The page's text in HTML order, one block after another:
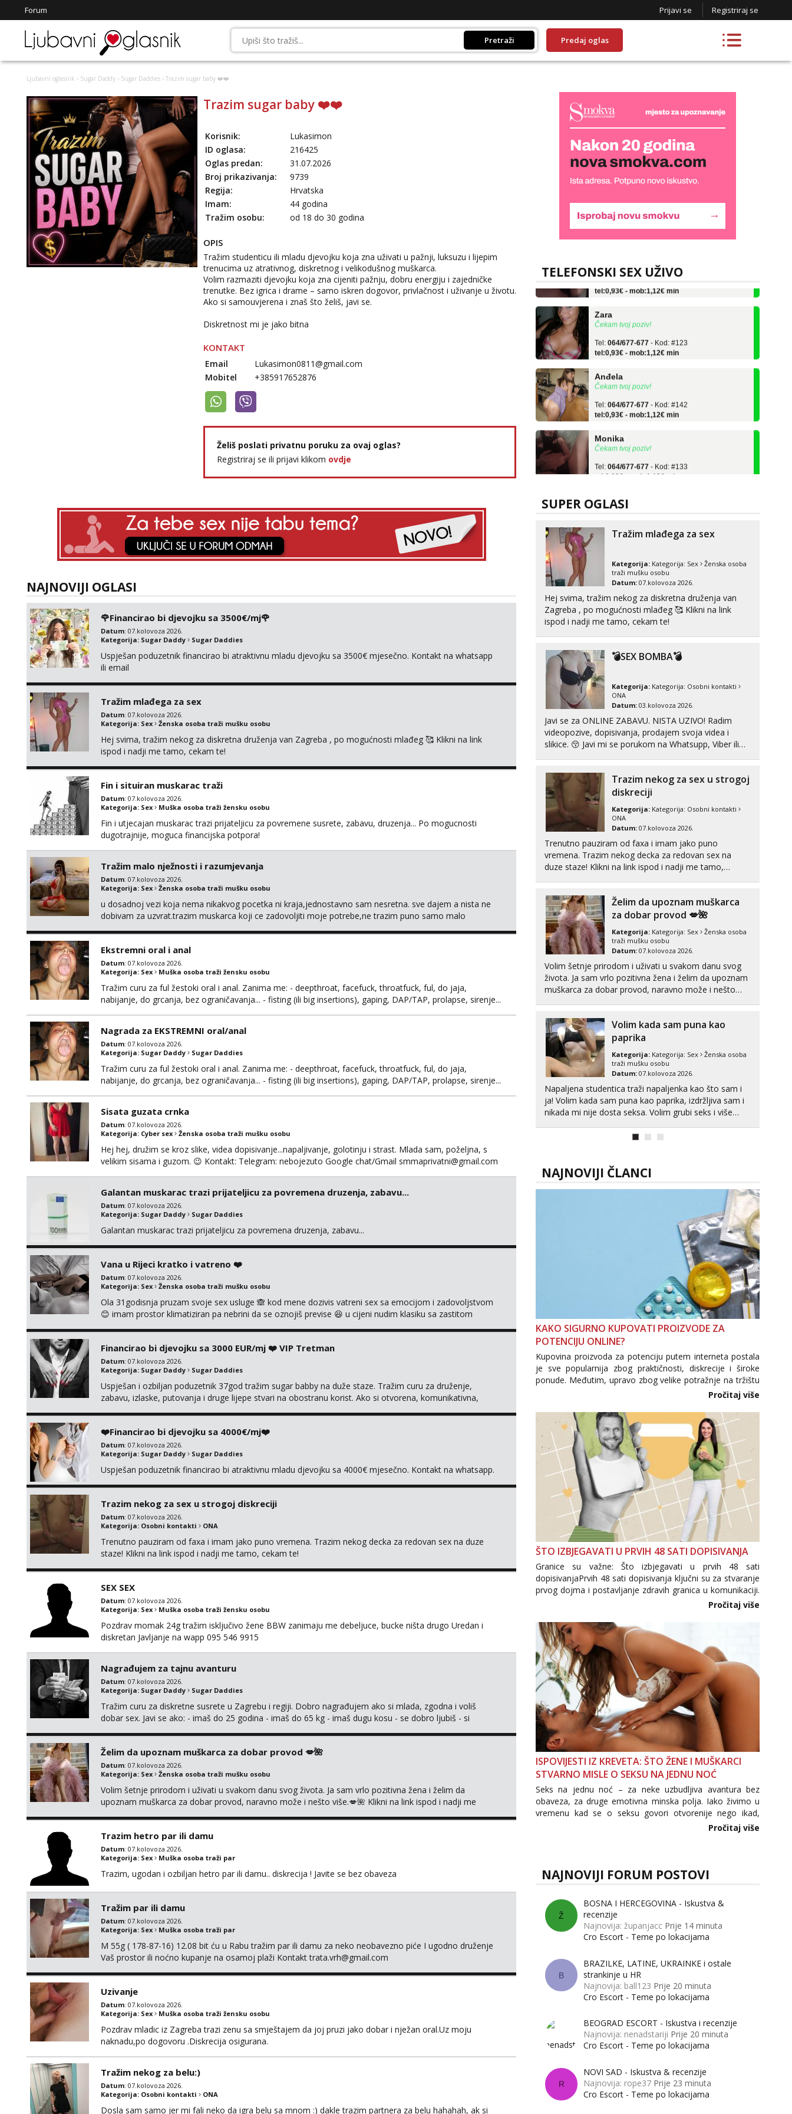
Forum Prijavi se Registriraj se
Pretraži Predaj oglas
Ljubavni oglasnik › Sugar Daddy › Sugar Daddies › Trazim sugar baby ❤️❤️
Trazim sugar baby ❤️❤️
Korisnik:
Lukasimon
ID oglasa:
216425
Oglas predan:
31.07.2026
Broj prikazivanja:
9739
Regija:
Hrvatska
Imam:
44 godina
Tražim osobu:
od 18 do 30 godina
OPIS
Tražim studenticu ili mladu djevojku koja zna uživati u pažnji, luksuzu i lijepim
trenucima uz atrativnog, diskretnog i velikodušnog muškarca.
Volim razmaziti djevojku koja zna cijeniti pažnju, dobru energiju i zajedničke
trenutke. Bez igrica i drame – samo iskren dogovor, privlačnost i uživanje u životu.
Ako si samouvjerena i znaš što želiš, javi se.
Diskretnost mi je jako bitna
KONTAKT
Email
Lukasimon0811@gmail.com
Mobitel
+385917652876
Želiš poslati privatnu poruku za ovaj oglas?
Registriraj se ili prijavi klikom ovdje
NAJNOVIJI OGLASI
🌹Financirao bi djevojku sa 3500€/mj🌹
Datum: 07.kolovoza 2026.
Kategorija: Sugar Daddy Sugar Daddies
Uspješan poduzetnik financirao bi atraktivnu mladu djevojku sa 3500€ mjesečno. Kontakt na whatsapp
ili email
Tražim mlađega za sex
Datum: 07.kolovoza 2026.
Kategorija: Sex Ženska osoba traži mušku osobu
Hej svima, tražim nekog za diskretna druženja van Zagreba , po mogućnosti mlađeg 🥰 Klikni na link
ispod i nadji me tamo, cekam te!
Fin i situiran muskarac traži
Datum: 07.kolovoza 2026.
Kategorija: Sex Muška osoba traži žensku osobu
Fin i utjecajan muskarac trazi prijateljicu za povremene susrete, zabavu, druzenja... Po mogucnosti
dugotrajnije, moguca financijska potpora!
Tražim malo nježnosti i razumjevanja
Datum: 07.kolovoza 2026.
Kategorija: Sex Ženska osoba traži mušku osobu
u dosadnoj vezi koja nema nikakvog pocetka ni kraja,jednostavno sam nesretna. sve dajem a nista ne
dobivam za uzvrat.trazim muskarca koji ce zadovoljiti moje potrebe,ne trazim puno samo malo
Ekstremni oral i anal
Datum: 07.kolovoza 2026.
Kategorija: Sex Muška osoba traži žensku osobu
Tražim curu za ful žestoki oral i anal. Zanima me: - deepthroat, facefuck, throatfuck, ful, do jaja,
nabijanje, do grcanja, bez ograničavanja... - fisting (ili big insertions), gaping, DAP/TAP, prolapse, sirenje...
Nagrada za EKSTREMNI oral/anal
Datum: 07.kolovoza 2026.
Kategorija: Sugar Daddy Sugar Daddies
Tražim curu za ful žestoki oral i anal. Zanima me: - deepthroat, facefuck, throatfuck, ful, do jaja,
nabijanje, do grcanja, bez ograničavanja... - fisting (ili big insertions), gaping, DAP/TAP, prolapse, sirenje...
Sisata guzata crnka
Datum: 07.kolovoza 2026.
Kategorija: Cyber sex Ženska osoba traži mušku osobu
Hej hej, družim se kroz slike, videa dopisivanje...napaljivanje, golotinju i strast. Mlada sam, poželjna, s
velikim sisama i guzom. 😉 Kontakt: Telegram: nebojezuto Google chat/Gmail smmaprivatni@gmail.com
Galantan muskarac trazi prijateljicu za povremena druzenja, zabavu...
Datum: 07.kolovoza 2026.
Kategorija: Sugar Daddy Sugar Daddies
Galantan muskarac trazi prijateljicu za povremena druzenja, zabavu...
Vana u Rijeci kratko i vatreno ❤️
Datum: 07.kolovoza 2026.
Kategorija: Sex Ženska osoba traži mušku osobu
Ola 31godisnja pruzam svoje sex usluge 🙈 kod mene dozivis vatreni sex sa emocijom i zadovoljstvom
😊 imam prostor klimatiziran pa nebrini da se oznojiš previse 😆 u cijeni nudim klasiku sa zastitom
Financirao bi djevojku sa 3000 EUR/mj ❤️ VIP Tretman
Datum: 07.kolovoza 2026.
Kategorija: Sugar Daddy Sugar Daddies
Uspješan i ozbiljan poduzetnik 37god tražim sugar babby na duže staze. Tražim curu za druženje,
zabavu, izlaske, putovanja i druge lijepe stvari na obostranu korist. Ako si otvorena, komunikativna,
❤️Financirao bi djevojku sa 4000€/mj❤️
Datum: 07.kolovoza 2026.
Kategorija: Sugar Daddy Sugar Daddies
Uspješan poduzetnik financirao bi atraktivnu mladu djevojku sa 4000€ mjesečno. Kontakt na whatsapp.
Trazim nekog za sex u strogoj diskreciji
Datum: 07.kolovoza 2026.
Kategorija: Osobni kontakti ONA
Trenutno pauziram od faxa i imam jako puno vremena. Trazim nekog decka za redovan sex na duze
staze! Klikni na link ispod i nadji me tamo, cekam te!
SEX SEX
Datum: 07.kolovoza 2026.
Kategorija: Sex Muška osoba traži žensku osobu
Pozdrav momak 24g tražim isključivo žene BBW zanimaju me debeljuce, bucke ništa drugo Uredan i
diskretan Javljanje na wapp 095 546 9915
Nagrađujem za tajnu avanturu
Datum: 07.kolovoza 2026.
Kategorija: Sugar Daddy Sugar Daddies
Tražim curu za diskretne susrete u Zagrebu i regiji. Dobro nagrađujem ako si mlada, zgodna i voliš
dobar sex. Javi se ako: - imaš do 25 godina - imaš do 65 kg - imaš dugu kosu - se dobro ljubiš - si
Želim da upoznam muškarca za dobar provod 💋🌺
Datum: 07.kolovoza 2026.
Kategorija: Sex Ženska osoba traži mušku osobu
Volim šetnje prirodom i uživati u svakom danu svog života. Ja sam vrlo pozitivna žena i želim da
upoznam muškarca za dobar provod, naravno može i nešto više.💋🌺 Klikni na link ispod i nadji me
Trazim hetro par ili damu
Datum: 07.kolovoza 2026.
Kategorija: Sex Muška osoba traži par
Trazim, ugodan i ozbiljan hetro par ili damu.. diskrecija ! Javite se bez obaveza
Tražim par ili damu
Datum: 07.kolovoza 2026.
Kategorija: Sex Muška osoba traži par
M 55g ( 178-87-16) 12.08 bit ću u Rabu tražim par ili damu za neko neobavezno piće I ugodno druženje
Vaš prostor ili noćno kupanje na osamoj plaži Kontakt trata.vrh@gmail.com
Uzivanje
Datum: 07.kolovoza 2026.
Kategorija: Sex Muška osoba traži žensku osobu
Pozdrav mladic iz Zagreba trazi zenu sa smještajem da joj pruzi jako dobar i nježan oral.Uz moju
naknadu,po dogovoru .Diskrecija osigurana.
Tražim nekog za belu:)
Datum: 07.kolovoza 2026.
Kategorija: Osobni kontakti ONA
Dosla sam samo jer mi fali neko da igra belu sa mnom :) dakle trazim partnera za belu hahahah, ak si
TELEFONSKI SEX UŽIVO
Monika
Tel:064/677-677 - Kod: #133
tel:0,93€ - mob:1,12€ min
Čekam tvoj poziv!
064/677-677
tel:0,93€ - mob:1,12€ min
Čekam tvoj poziv!
064/677-677
tel:0,93€ - mob:1,12€ min
Čekam tvoj poziv!
064/677-677
tel:0,93€ - mob:1,12€ min
Čekam tvoj poziv!
tel:0,93€ - mob:1,12€ min
Čekam tvoj poziv!
064/677-677 - Kod: #142
tel:0,93€ - mob:1,12€ min
SUPER OGLASI
Tražim mlađega za sex
Kategorija: Kategorija: Sex
Ženska osoba
traži mušku osobu
Datum: 07.kolovoza 2026.
Hej svima, tražim nekog za diskretna druženja van
Zagreba , po mogućnosti mlađeg 🥰 Klikni na link
ispod i nadji me tamo, cekam te!
💣SEX BOMBA💣
Kategorija: Kategorija: Osobni kontakti
ONA
Datum: 03.kolovoza 2026.
Javi se za ONLINE ZABAVU. NISTA UZIVO! Radim
videopozive, dopisivanja, prodajem svoja videa i
slikice. 😚 Javi mi se porukom na Whatsupp, Viber ili
Trazim nekog za sex u strogoj
diskreciji
Kategorija: Kategorija: Osobni kontakti
ONA
Datum: 07.kolovoza 2026.
Trenutno pauziram od faxa i imam jako puno
vremena. Trazim nekog decka za redovan sex na
duze staze! Klikni na link ispod i nadji me tamo,
Želim da upoznam muškarca
za dobar provod 💋🌺
Kategorija: Kategorija: Sex
Ženska osoba
traži mušku osobu
Datum: 07.kolovoza 2026.
Volim šetnje prirodom i uživati u svakom danu svog
života. Ja sam vrlo pozitivna žena i želim da upoznam
muškarca za dobar provod, naravno može i nešto
Volim kada sam puna kao
paprika
Kategorija: Kategorija: Sex
Ženska osoba
traži mušku osobu
Datum: 07.kolovoza 2026.
Napaljena studentica traži napaljenka kao što sam i
ja! Volim kada sam puna kao paprika, izdržljiva sam i
nikada mi nije dosta seksa. Volim grubi seks i više
NAJNOVIJI ČLANCI
KAKO SIGURNO KUPOVATI PROIZVODE ZA
POTENCIJU ONLINE?
Kupovina proizvoda za potenciju putem interneta postala
je sve popularnija zbog praktičnosti, diskrecije i široke
ponude. Međutim, upravo zbog velike potražnje na tržištu
se pojavljuju i brojni krivotvoreni proizvodi, nepouzdane
internetske trgovine te proizvodi nepoznatog podrijetla. ...
Pročitaj više
ŠTO IZBJEGAVATI U PRVIH 48 SATI DOPISIVANJA
Granice su važne: Što izbjegavati u prvih 48 sati
dopisivanjaPrvih 48 sati dopisivanja ključni su za stvaranje
prvog dojma i postavljanje zdravih granica u komunikaciji.
Važno je izbjeći prebrzo otkrivanje osobnih ili intimnih
informacija, jer nepoznata osoba još nije zaslužila to
povjerenje. Takođe...
Pročitaj više
ISPOVIJESTI IZ KREVETA: ŠTO ŽENE I MUŠKARCI
STVARNO MISLE O SEKSU NA JEDNU NOĆ
Seks na jednu noć – za neke uzbudljiva avantura bez
obaveza, za druge emotivna minska polja. Iako živimo u
vremenu kad se o seksu govori otvorenije nego ikad,
tema „jedne noći strasti“ i dalje izaziva burne rasprave. Što
Pročitaj više
NAJNOVIJI FORUM POSTOVI
Ž
BOSNA I HERCEGOVINA - Iskustva &
recenzije
Najnovija: županjacc Prije 14 minuta
Cro Escort - Teme po lokacijama
B
BRAZILKE, LATINE, UKRAINKE i ostale
strankinje u HR
Najnovija: ball123 Prije 20 minuta
Cro Escort - Teme po lokacijama
BEOGRAD ESCORT - Iskustva i recenzije
Najnovija: nenadstariji Prije 20 minuta
Cro Escort - Teme po lokacijama
R
NOVI SAD - Iskustva & recenzije
Najnovija: rope37 Prije 23 minuta
Cro Escort - Teme po lokacijama